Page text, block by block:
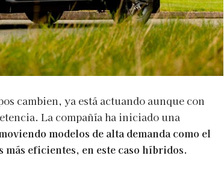
cambien, ya está actuando aunque con
La compañía ha iniciado una
modelos de alta demanda como el
eficientes, en este caso híbridos.